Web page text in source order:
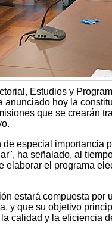
Estudios y
anunciado hoy la
que se crearán
especial importancia
ha señalado, al
elaborar el programa
estará compuesta por
y que su objetivo
calidad y la eficiencia